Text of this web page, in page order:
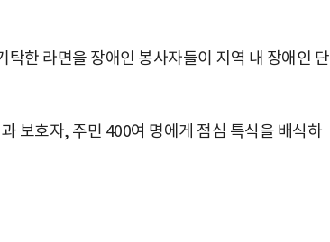
탁한 라면을 장애인 봉사자들이 지역 내 장애인 단
보호자, 주민 400여 명에게 점심 특식을 배식하